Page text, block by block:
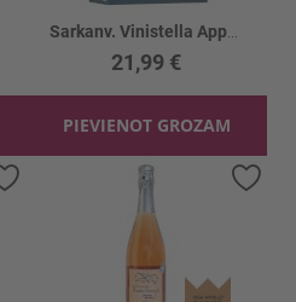
21,99 €
PIEVIENOT GROZAM
Pievienot vēlmju sarakstam